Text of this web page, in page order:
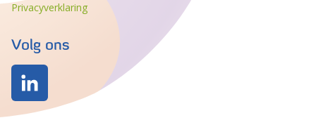
Privacyverklaring
Volg ons